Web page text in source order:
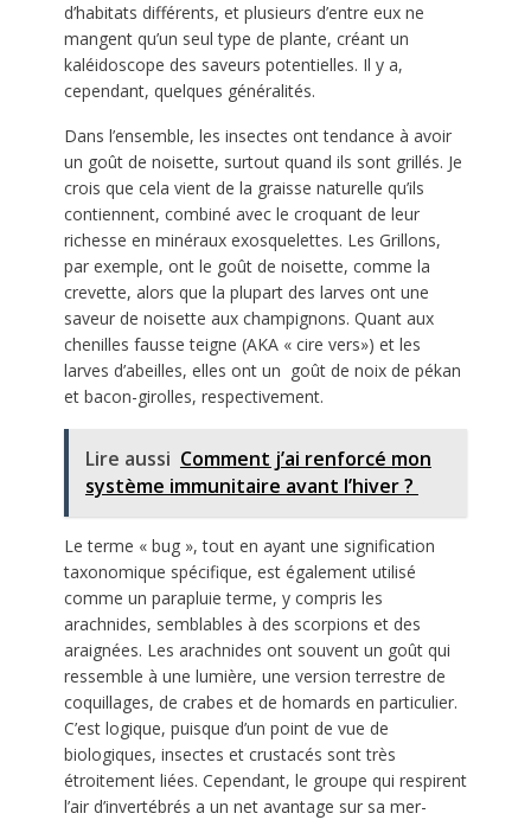
d’habitats différents, et plusieurs d’entre eux ne
mangent qu’un seul type de plante, créant un
kaléidoscope des saveurs potentielles. Il y a,
cependant, quelques généralités.
Dans l’ensemble, les insectes ont tendance à avoir
un goût de noisette, surtout quand ils sont grillés. Je
crois que cela vient de la graisse naturelle qu’ils
contiennent, combiné avec le croquant de leur
richesse en minéraux exosquelettes. Les Grillons,
par exemple, ont le goût de noisette, comme la
crevette, alors que la plupart des larves ont une
saveur de noisette aux champignons. Quant aux
chenilles fausse teigne (AKA « cire vers») et les
larves d’abeilles, elles ont un goût de noix de pékan
et bacon-girolles, respectivement.
Lire aussi Comment j’ai renforcé mon
système immunitaire avant l’hiver ?
Le terme « bug », tout en ayant une signification
taxonomique spécifique, est également utilisé
comme un parapluie terme, y compris les
arachnides, semblables à des scorpions et des
araignées. Les arachnides ont souvent un goût qui
ressemble à une lumière, une version terrestre de
coquillages, de crabes et de homards en particulier.
C’est logique, puisque d’un point de vue de
biologiques, insectes et crustacés sont très
étroitement liées. Cependant, le groupe qui respirent
l’air d’invertébrés a un net avantage sur sa mer-